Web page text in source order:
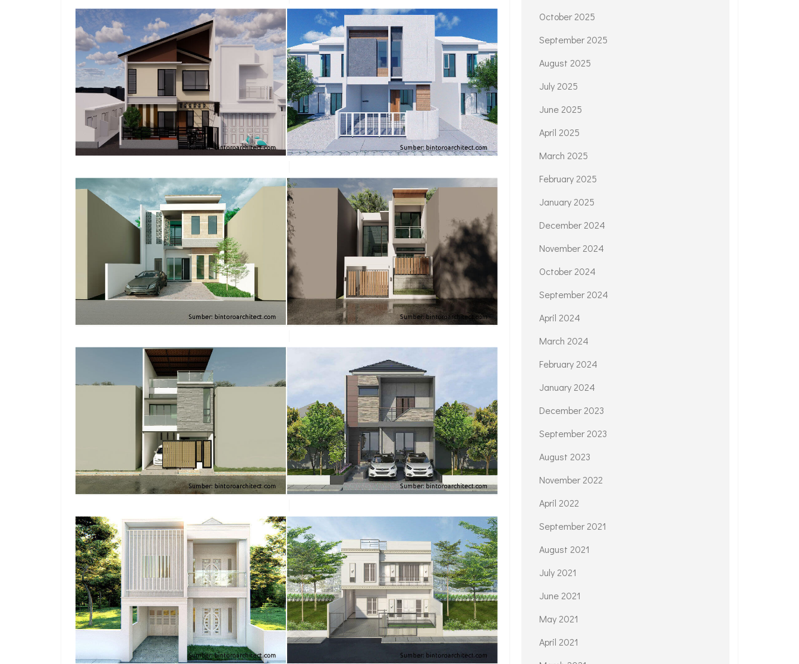
October 2025
September 2025
August 2025
July 2025
June 2025
April 2025
March 2025
February 2025
January 2025
December 2024
November 2024
October 2024
September 2024
April 2024
March 2024
February 2024
January 2024
December 2023
September 2023
August 2023
November 2022
April 2022
September 2021
August 2021
July 2021
June 2021
May 2021
April 2021